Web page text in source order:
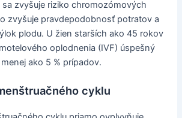
zvyšuje riziko chromozómových
zvyšuje pravdepodobnosť potratov a
plodu. U žien starších ako 45 rokov
oplodnenia (IVF) úspešný
ako 5 % prípadov.
cyklu